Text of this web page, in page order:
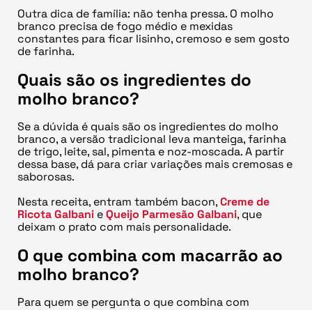
Outra dica de família: não tenha pressa. O molho
branco precisa de fogo médio e mexidas
constantes para ficar lisinho, cremoso e sem gosto
de farinha.
Quais são os ingredientes do
molho branco?
Se a dúvida é quais são os ingredientes do molho
branco, a versão tradicional leva manteiga, farinha
de trigo, leite, sal, pimenta e noz-moscada. A partir
dessa base, dá para criar variações mais cremosas e
saborosas.
Nesta receita, entram também bacon,Creme de
Ricota Galbani eQueijo Parmesão Galbani, que
deixam o prato com mais personalidade.
O que combina com macarrão ao
molho branco?
Para quem se pergunta o que combina com